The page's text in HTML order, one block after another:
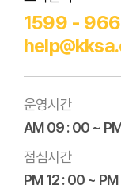
1599 -
운영시간
AM 09 : 00 ~
점심시간
PM 12 : 00 ~